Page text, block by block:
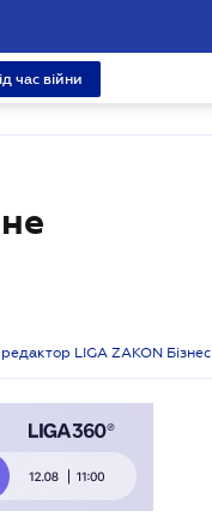
час війни
LIGA ZAKON Бізнес